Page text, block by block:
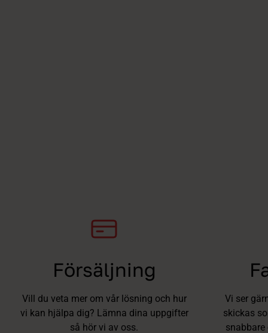
Försäljning
Vill du veta mer om vår lösning och hur
vi kan hjälpa dig? Lämna dina uppgifter
så hör vi av oss.
Vi ser
skickas